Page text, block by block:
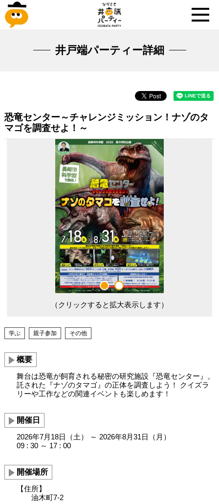
井戸端パーティー詳細
恐竜センター～チャレンジミッション！ナゾのタ
マゴを調査せよ！～
（クリックすると拡大表示します）
学ぶ 親子参加 その他
概要
舞台は恐竜が飼育される秘密の研究施設『恐竜センター』。
託された『ナゾのタマゴ』の正体を調査しよう！ クイズラ
リーや工作などの関連イベントも楽しめます！
開催日
2026年7月18日（土） ～ 2026年8月31日（月）
09 : 30 ～ 17 : 00
開催場所
【住所】
油木町7-2